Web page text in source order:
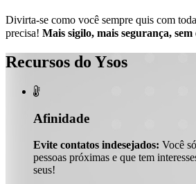
Divirta-se como você sempre quis com
precisa! Mais sigilo, mais segurança,
Recursos do Ysos

Afinidade
Evite contatos indesejados: Você
pessoas próximas e que tem
seus!